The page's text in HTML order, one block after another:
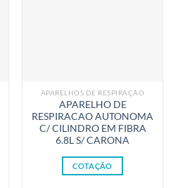
APARELHOS DE RESPIRAÇÃO
APARELHO DE
RESPIRACAO AUTONOMA
C/ CILINDRO EM FIBRA
6.8L S/ CARONA
COTAÇÃO